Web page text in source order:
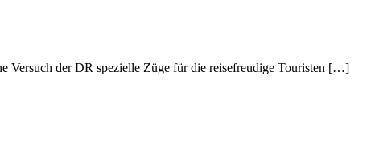
Versuch der DR spezielle Züge für die reisefreudige Touristen […]